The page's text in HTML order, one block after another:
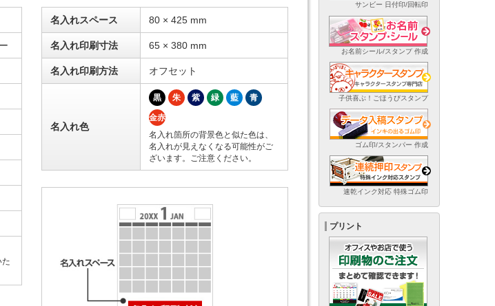
名入れスペース 80 × 425 mm
名入れ印刷寸法 65 × 380 mm
名入れ印刷方法 オフセット
名入れ色
黒 朱 紫 緑 藍 青
金赤
名入れ箇所の背景色と似た色は、
名入れが見えなくなる可能性がご
ざいます。ご注意ください。
サンビー 日付印/回転印
お名前シール/スタンプ 作成
子供喜ぶ！ごほうびスタンプ
ゴム印/スタンパー 作成
速乾インク対応 特殊ゴム印
プリント